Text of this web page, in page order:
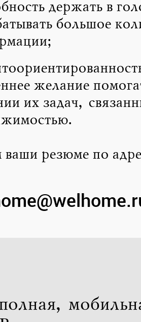
держать в
большое
желание
их задач,
резюме по